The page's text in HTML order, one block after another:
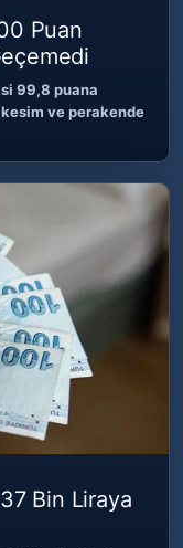
Puan
99,8 puana
ve perakende
37 Bin Liraya